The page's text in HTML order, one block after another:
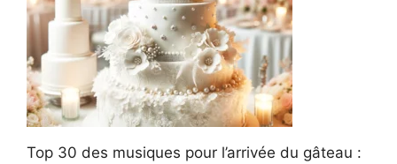
Top 30 des musiques pour l’arrivée du gâteau :